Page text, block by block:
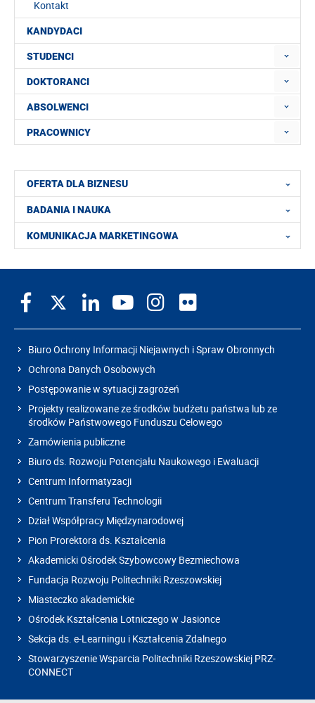
Kontakt
KANDYDACI
STUDENCI
DOKTORANCI
ABSOLWENCI
PRACOWNICY
OFERTA DLA BIZNESU
BADANIA I NAUKA
KOMUNIKACJA MARKETINGOWA
Biuro Ochrony Informacji Niejawnych i Spraw Obronnych
Ochrona Danych Osobowych
Postępowanie w sytuacji zagrożeń
Projekty realizowane ze środków budżetu państwa lub ze
środków Państwowego Funduszu Celowego
Zamówienia publiczne
Biuro ds. Rozwoju Potencjału Naukowego i Ewaluacji
Centrum Informatyzacji
Centrum Transferu Technologii
Dział Współpracy Międzynarodowej
Pion Prorektora ds. Kształcenia
Akademicki Ośrodek Szybowcowy Bezmiechowa
Fundacja Rozwoju Politechniki Rzeszowskiej
Miasteczko akademickie
Ośrodek Kształcenia Lotniczego w Jasionce
Sekcja ds. e-Learningu i Kształcenia Zdalnego
Stowarzyszenie Wsparcia Politechniki Rzeszowskiej PRZ-
CONNECT